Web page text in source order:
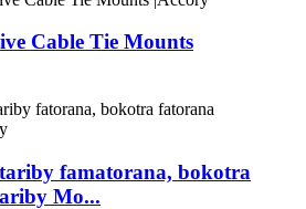
Cable Tie Mounts
famatorana, bokotra
Mo...